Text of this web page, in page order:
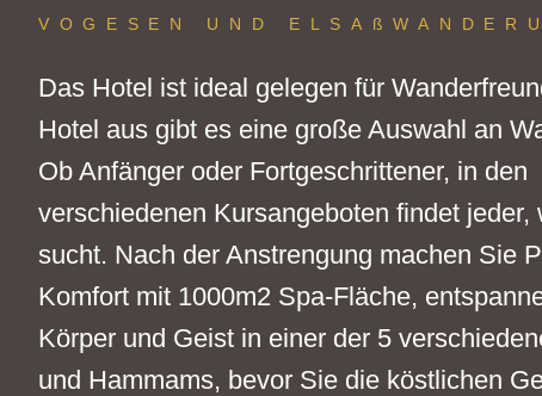
VOGESEN UND
Das Hotel ist ideal gelegen für
Hotel aus gibt es eine große Auswahl an
Ob Anfänger oder Fortgeschrittener, in den
verschiedenen Kursangeboten findet jeder,
sucht. Nach der Anstrengung machen Sie
Komfort mit 1000m2 Spa-Fläche,
Körper und Geist in einer der 5
und Hammams, bevor Sie die köstlichen